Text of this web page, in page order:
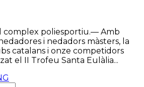
complex poliesportiu.— Amb
nedadores i nedadors màsters, la
catalans i onze competidors
el II Trofeu Santa Eulàlia...